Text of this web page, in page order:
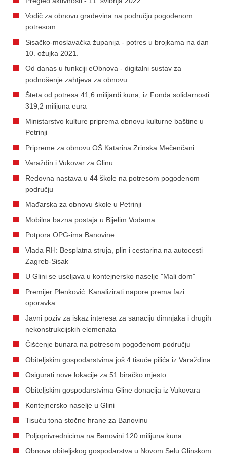
Vodič za obnovu građevina na području pogođenom
potresom
Sisačko-moslavačka županija - potres u brojkama na dan
10. ožujka 2021.
Od danas u funkciji eObnova - digitalni sustav za
podnošenje zahtjeva za obnovu
Šteta od potresa 41,6 milijardi kuna; iz Fonda solidarnosti
319,2 milijuna eura
Ministarstvo kulture priprema obnovu kulturne baštine u
Petrinji
Pripreme za obnovu OŠ Katarina Zrinska Mečenčani
Varaždin i Vukovar za Glinu
Redovna nastava u 44 škole na potresom pogođenom
području
Mađarska za obnovu škole u Petrinji
Mobilna bazna postaja u Bijelim Vodama
Potpora OPG-ima Banovine
Vlada RH: Besplatna struja, plin i cestarina na autocesti
Zagreb-Sisak
U Glini se useljava u kontejnersko naselje "Mali dom"
Premijer Plenković: Kanalizirati napore prema fazi
oporavka
Javni poziv za iskaz interesa za sanaciju dimnjaka i drugih
nekonstrukcijskih elemenata
Čišćenje bunara na potresom pogođenom području
Obiteljskim gospodarstvima još 4 tisuće pilića iz Varaždina
Osigurati nove lokacije za 51 biračko mjesto
Obiteljskim gospodarstvima Gline donacija iz Vukovara
Kontejnersko naselje u Glini
Tisuću tona stočne hrane za Banovinu
Poljoprivrednicima na Banovini 120 milijuna kuna
Obnova obiteljskog gospodarstva u Novom Selu Glinskom